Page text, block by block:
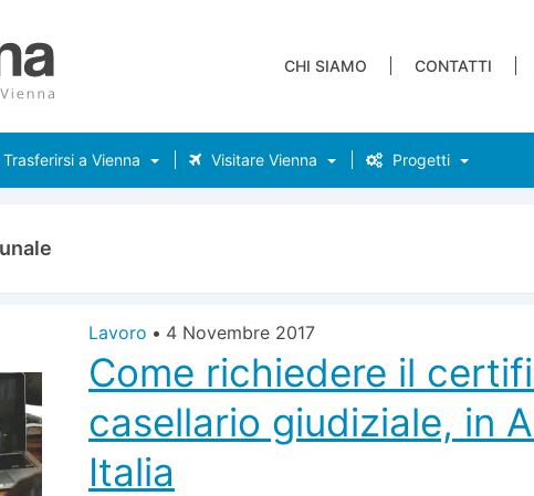
CHI SIAMO CONTATTI
Trasferirsi a Vienna Visitare Vienna Progetti
Lavoro • 4 Novembre 2017
Come richiedere il
casellario giudiziale, in
Italia